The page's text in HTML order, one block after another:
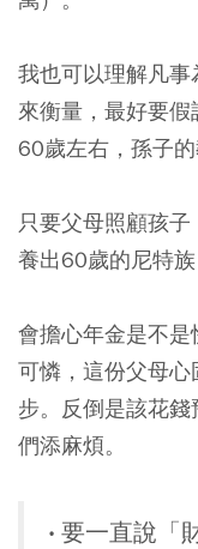
我也可以理解凡
來衡量，最好要
60歲左右，孫子的
只要父母照顧孩
養出60歲的尼特族
會擔心年金是不
可憐，這份父母
步。反倒是該花
們添麻煩。
‧ 要一直說「